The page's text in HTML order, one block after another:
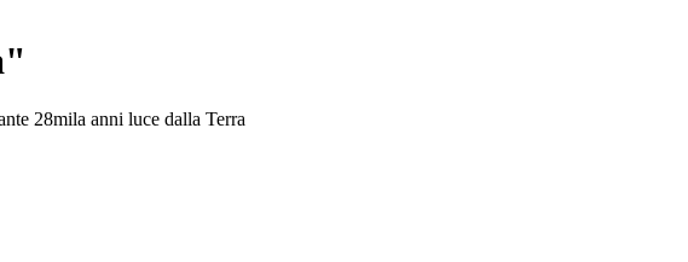
28mila anni luce dalla Terra